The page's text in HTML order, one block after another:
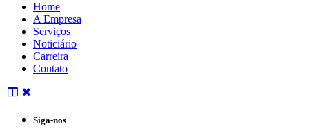
Home
A Empresa
Serviços
Noticiário
Carreira
Contato
Siga-nos